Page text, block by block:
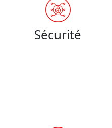
Sécurité